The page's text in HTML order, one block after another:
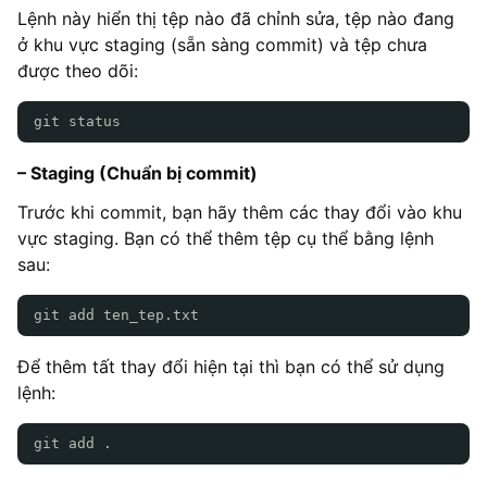
Lệnh này hiển thị tệp nào đã chỉnh sửa, tệp nào đang
ở khu vực staging (sẵn sàng commit) và tệp chưa
được theo dõi:
git status
– Staging (Chuẩn bị commit)
Trước khi commit, bạn hãy thêm các thay đổi vào khu
vực staging. Bạn có thể thêm tệp cụ thể bằng lệnh
sau:
git add ten_tep.txt
Để thêm tất thay đổi hiện tại thì bạn có thể sử dụng
lệnh:
git add .